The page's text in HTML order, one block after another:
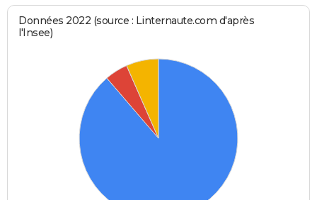
Données 2022 (source : Linternaute.com d'après
l'Insee)